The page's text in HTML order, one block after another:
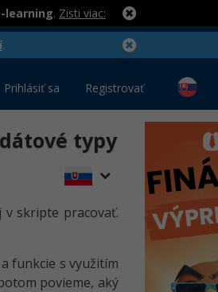
learning. Zisti viac:
.
Prihlásiť sa Registrovať
typy
v skripte pracovať.
a funkcie s využitím
povieme, aký